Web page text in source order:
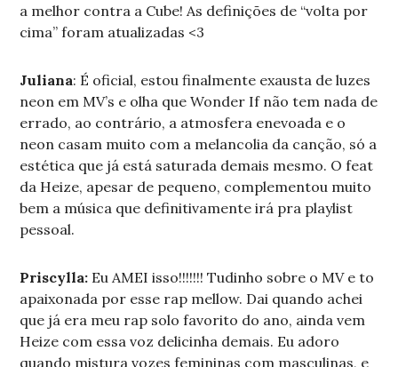
a melhor contra a Cube! As definições de “volta por
cima” foram atualizadas <3
Juliana: É oficial, estou finalmente exausta de luzes
neon em MV’s e olha que Wonder If não tem nada de
errado, ao contrário, a atmosfera enevoada e o
neon casam muito com a melancolia da canção, só a
estética que já está saturada demais mesmo. O feat
da Heize, apesar de pequeno, complementou muito
bem a música que definitivamente irá pra playlist
pessoal.
Priscylla: Eu AMEI isso!!!!!!! Tudinho sobre o MV e to
apaixonada por esse rap mellow. Dai quando achei
que já era meu rap solo favorito do ano, ainda vem
Heize com essa voz delicinha demais. Eu adoro
quando mistura vozes femininas com masculinas, e